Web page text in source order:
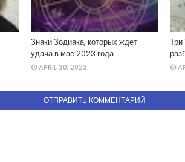
Знаки Зодиака, которых ждет
удача в мае 2023 года
APRIL 30, 2023
Три
ОТПРАВИТЬ КОММЕНТАРИЙ